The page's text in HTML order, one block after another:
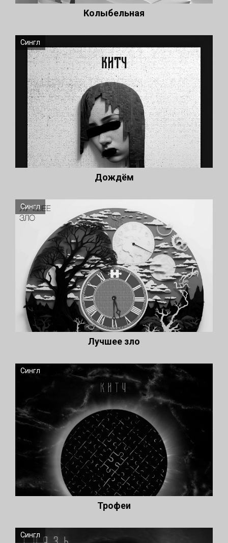
Колыбельная
Сингл
Дождём
Сингл
Лучшее зло
Сингл
Трофеи
Сингл